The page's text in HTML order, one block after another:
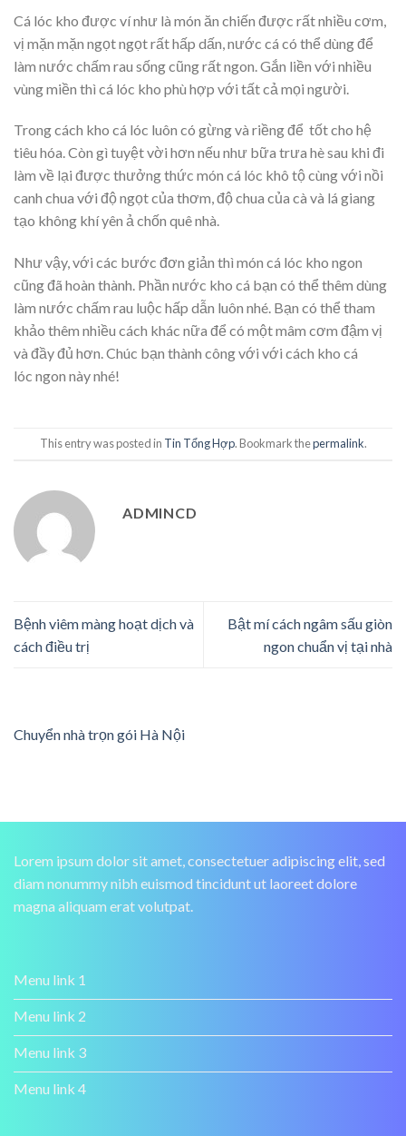
Cá lóc kho được ví như là món ăn chiến được rất nhiều cơm,
vị mặn mặn ngọt ngọt rất hấp dấn, nước cá có thể dùng để
làm nước chấm rau sống cũng rất ngon. Gắn liền với nhiều
vùng miền thì cá lóc kho phù hợp với tất cả mọi người.
Trong cách kho cá lóc luôn có gừng và riềng để tốt cho hệ
tiêu hóa. Còn gì tuyệt vời hơn nếu như bữa trưa hè sau khi đi
làm về lại được thưởng thức món cá lóc khô tộ cùng với nồi
canh chua với độ ngọt của thơm, độ chua của cà và lá giang
tạo không khí yên ả chốn quê nhà.
Như vậy, với các bước đơn giản thì món cá lóc kho ngon
cũng đã hoàn thành. Phần nước kho cá bạn có thể thêm dùng
làm nước chấm rau luộc hấp dẫn luôn nhé. Bạn có thể tham
khảo thêm nhiều cách khác nữa để có một mâm cơm đậm vị
và đầy đủ hơn. Chúc bạn thành công với với cách kho cá
lóc ngon này nhé!
This entry was posted in Tin Tổng Hợp. Bookmark thepermalink.
ADMINCD
Bệnh viêm màng hoạt dịch và
cách điều trị
Bật mí cách ngâm sấu giòn
ngon chuẩn vị tại nhà
Chuyển nhà trọn gói Hà Nội
Lorem ipsum dolor sit amet, consectetuer adipiscing elit, sed
diam nonummy nibh euismod tincidunt ut laoreet dolore
magna aliquam erat volutpat.
Menu link 1
Menu link 2
Menu link 3
Menu link 4